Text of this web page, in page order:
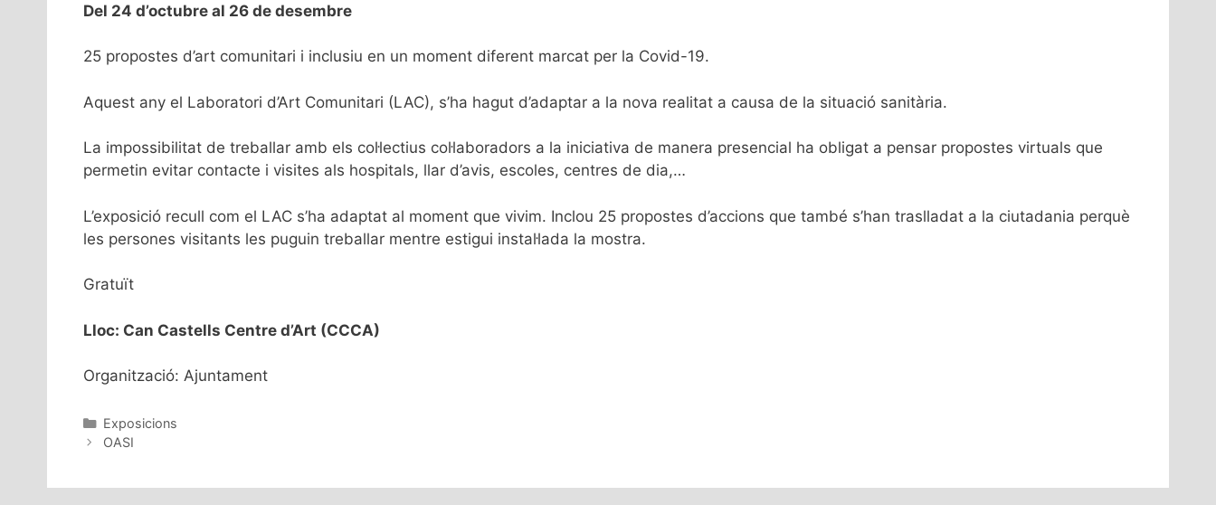
Del 24 d’octubre al 26 de desembre
25 propostes d’art comunitari i inclusiu en un moment diferent marcat per la Covid-19.
Aquest any el Laboratori d’Art Comunitari (LAC), s’ha hagut d’adaptar a la nova realitat a causa de la situació sanitària.
La impossibilitat de treballar amb els col·lectius col·laboradors a la iniciativa de manera presencial ha obligat a pensar propostes virtuals que
permetin evitar contacte i visites als hospitals, llar d’avis, escoles, centres de dia,…
L’exposició recull com el LAC s’ha adaptat al moment que vivim. Inclou 25 propostes d’accions que també s’han traslladat a la ciutadania perquè
les persones visitants les puguin treballar mentre estigui instal·lada la mostra.
Gratuït
Lloc: Can Castells Centre d’Art (CCCA)
Organització: Ajuntament
Exposicions
OASI